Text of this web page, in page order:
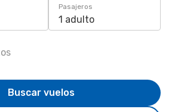
Pasajeros
1 adulto
Buscar vuelos